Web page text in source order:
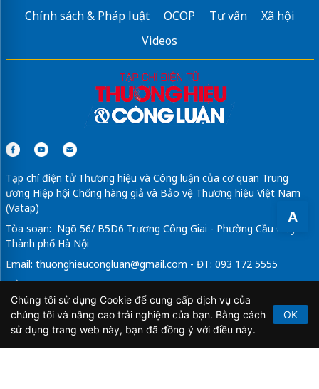
A
Chính sách & Pháp luật
OCOP Tư vấn
Xã hội
Videos
Tạp chí điện tử Thương hiệu và Công luận của cơ quan Trung
ương Hiệp hội Chống hàng giả và Bảo vệ Thương hiệu Việt Nam
(Vatap)
Tòa soạn: Ngõ 56/ B5D6 Trương Công Giai - Phường Cầu Giấy -
Thành phố Hà Nội
Email: thuonghieucongluan@gmail.com - ĐT: 093 172 5555
Tổng Biên Tập: Vũ Đức Thuận
Giấy phép hoạt động báo chí điện tử số 64/GP-BTTTT do Bộ
Thông tin và Truyền thông cấp ngày 21/2/2020.
Chúng tôi sử dụng Cookie để cung cấp dịch vụ của
chúng tôi và nâng cao trải nghiệm của bạn. Bằng cách
sử dụng trang web này, bạn đã đồng ý với điều này.
OK